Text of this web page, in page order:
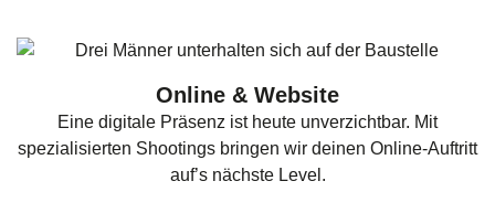
Online & Website
Eine digitale Präsenz ist heute unverzichtbar. Mit
spezialisierten Shootings bringen wir deinen Online-Auftritt
auf’s nächste Level.